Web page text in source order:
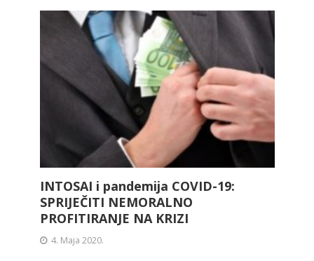
INTOSAI i pandemija COVID-19:
SPRIJEČITI NEMORALNO
PROFITIRANJE NA KRIZI
4. Maja 2020.